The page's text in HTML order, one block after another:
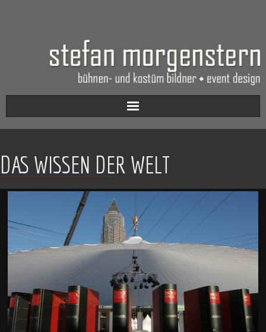
Aktuell
Werkverzeichnis
Biografie
DAS WISSEN DER WELT